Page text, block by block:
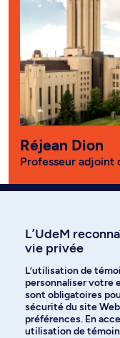
Réjean Dion
Professeur adjoint
Prenez une
découvrant
L’UdeM
vie privée
L’utilisation de
personnaliser votre
sont obligatoires
sécurité du site
préférences. En
utilisation de